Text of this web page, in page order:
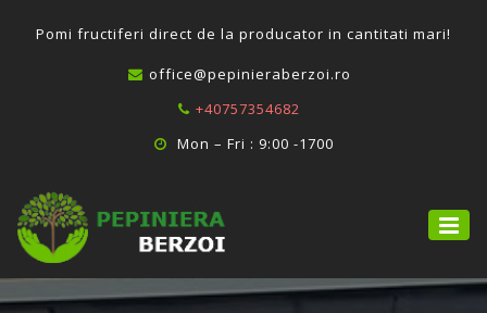
Pomi fructiferi direct de la producator in cantitati mari!
office@pepinieraberzoi.ro
+40757354682
Mon – Fri : 9:00 -1700